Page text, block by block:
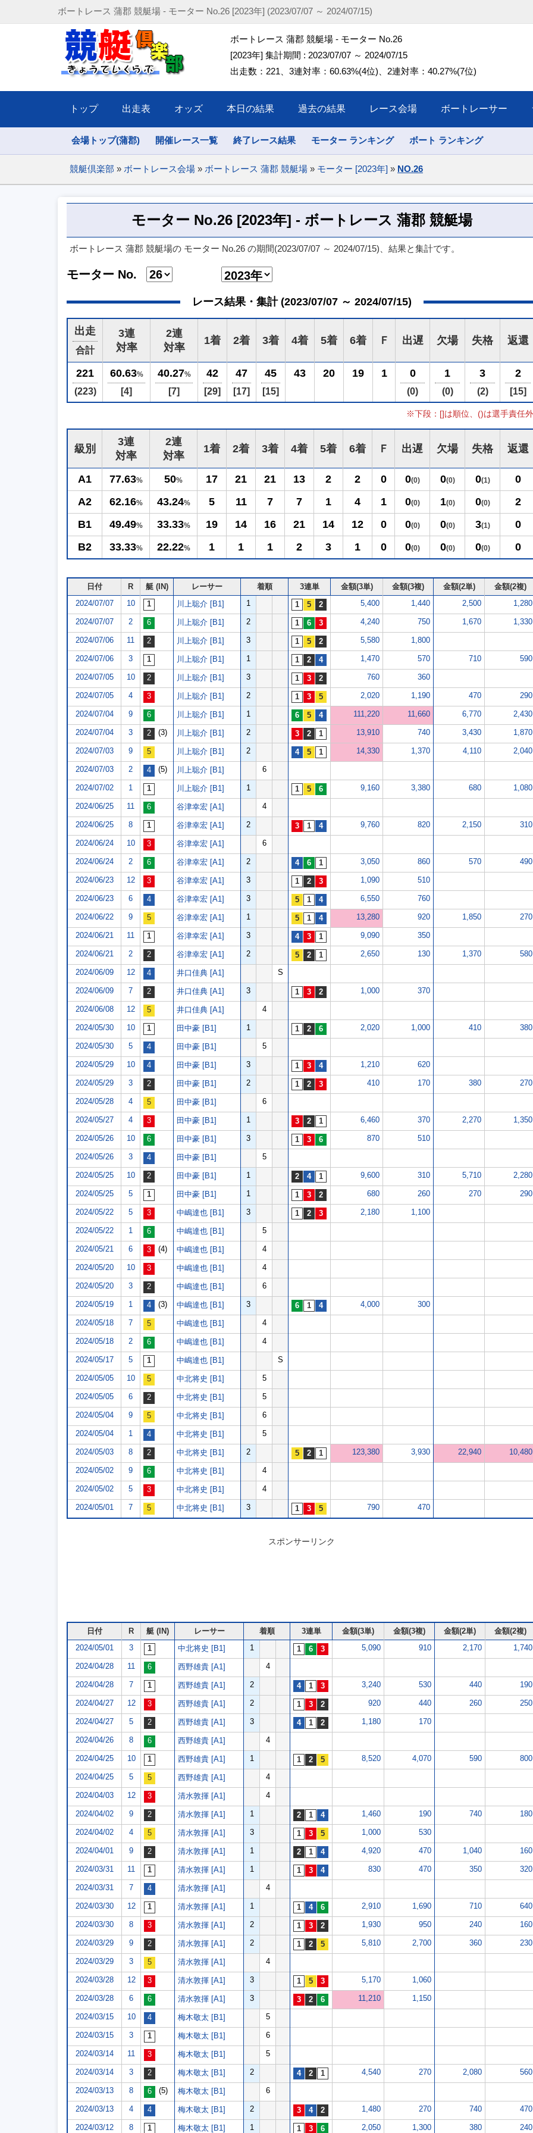
ボートレース 蒲郡 競艇場 - モーター No.26 [2023年] (2023/07/07 ～ 2024/07/15)
ボートレース 蒲郡 競艇場 - モーター No.26
[2023年] 集計期間 : 2023/07/07 ～ 2024/07/15
出走数：221、3連対率：60.63%(4位)、2連対率：40.27%(7位)
トップ 出走表 オッズ 本日の結果 過去の結果 レース会場 ボートレーサー
会場トップ(蒲郡) 開催レース一覧 終了レース結果 モーター ランキング ボート ランキング
競艇倶楽部 » ボートレース会場 » ボートレース 蒲郡 競艇場 » モーター [2023年] » NO.26
モーター No.26 [2023年] - ボートレース 蒲郡 競艇場
ボートレース 蒲郡 競艇場の モーター No.26 の期間(2023/07/07 ～ 2024/07/15)、結果と集計です。
モーター No.
レース結果・集計 (2023/07/07 ～ 2024/07/15)
出走
合計
3連
対率
2連
対率
1着 2着 3着 4着 5着 6着 Ｆ 出遅 欠場 失格 返還
221
(223)
60.63%
[4]
40.27%
[7]
42
[29]
47
[17]
45
[15]
43 20 19 1 0
(0)
1
(0)
3
(2)
2
[15]
※下段：[]は順位、()は選手責任外
級別
3連
対率
2連
対率
1着 2着 3着 4着 5着 6着 Ｆ 出遅 欠場 失格 返還
A1 77.63% 50% 17 21 21 13 2 2 0 0(0) 0(0) 0(1)
0
A2
62.16% 43.24% 5 11 7 7 1 4 1 0(0) 1(0) 0(0)
2
B1
49.49% 33.33% 19 14 16 21 14 12 0 0(0) 0(0) 3(1)
0
B2
33.33% 22.22% 1 1 1 2 3 1 0 0(0) 0(0) 0(0) 0
日付 R 艇 (IN) レーサー 着順 3連単 金額(3単) 金額(3複) 金額(2単)
金額(2複)
2024/07/07
10 川上聡介 [B1] 1 5,400 1,440 2,500 1,280
2024/07/07 2 川上聡介 [B1] 2 4,240 750 1,670 1,330
2024/07/06 11 川上聡介 [B1] 3 5,580 1,800
2024/07/06 3 川上聡介 [B1] 1 1,470 570 710 590
2024/07/05 10 川上聡介 [B1] 3 760 360
2024/07/05 4 川上聡介 [B1] 2 2,020 1,190 470 290
2024/07/04 9 川上聡介 [B1] 1 111,220 11,660 6,770 2,430
2024/07/04 3 (3) 川上聡介 [B1] 2 13,910 740 3,430 1,870
2024/07/03 9 川上聡介 [B1] 2 14,330 1,370 4,110 2,040
2024/07/03 2 (5) 川上聡介 [B1] 6
2024/07/02 1 川上聡介 [B1] 1 9,160 3,380 680 1,080
2024/06/25 11 谷津幸宏 [A1] 4
2024/06/25 8 谷津幸宏 [A1] 2 9,760 820 2,150 310
2024/06/24 10 谷津幸宏 [A1] 6
2024/06/24 2 谷津幸宏 [A1] 2 3,050 860 570 490
2024/06/23 12 谷津幸宏 [A1] 3 1,090 510
2024/06/23 6 谷津幸宏 [A1] 3 6,550 760
2024/06/22 9 谷津幸宏 [A1] 1 13,280 920 1,850 270
2024/06/21 11 谷津幸宏 [A1] 3 9,090 350
2024/06/21 2 谷津幸宏 [A1] 2 2,650 130 1,370 580
2024/06/09 12 井口佳典 [A1] S
2024/06/09 7 井口佳典 [A1] 3 1,000 370
2024/06/08 12 井口佳典 [A1] 4
2024/05/30 10 田中豪 [B1] 1 2,020 1,000 410 380
2024/05/30 5 田中豪 [B1] 5
2024/05/29 10 田中豪 [B1] 3 1,210 620
2024/05/29 3 田中豪 [B1] 2 410 170 380 270
2024/05/28 4 田中豪 [B1] 6
2024/05/27 4 田中豪 [B1] 1 6,460 370 2,270 1,350
2024/05/26 10 田中豪 [B1] 3 870 510
2024/05/26 3 田中豪 [B1] 5
2024/05/25 10 田中豪 [B1] 1 9,600 310 5,710 2,280
2024/05/25 5 田中豪 [B1] 1 680 260 270 290
2024/05/22 5 中嶋達也 [B1] 3 2,180 1,100
2024/05/22 1 中嶋達也 [B1] 5
2024/05/21 6 (4) 中嶋達也 [B1] 4
2024/05/20 10 中嶋達也 [B1] 4
2024/05/20 3 中嶋達也 [B1] 6
2024/05/19 1 (3) 中嶋達也 [B1] 3 4,000 300
2024/05/18 7 中嶋達也 [B1] 4
2024/05/18 2 中嶋達也 [B1] 4
2024/05/17 5 中嶋達也 [B1] S
2024/05/05 10 中北将史 [B1] 5
2024/05/05 6 中北将史 [B1] 5
2024/05/04 9 中北将史 [B1] 6
2024/05/04 1 中北将史 [B1] 5
2024/05/03 8 中北将史 [B1] 2 123,380 3,930 22,940 10,480
2024/05/02 9 中北将史 [B1] 4
2024/05/02 5 中北将史 [B1] 4
2024/05/01 7 中北将史 [B1] 3 790 470
スポンサーリンク
日付 R 艇 (IN) レーサー 着順 3連単 金額(3単) 金額(3複) 金額(2単)
金額(2複)
2024/05/01
3 中北将史 [B1] 1 5,090 910 2,170 1,740
2024/04/28 11 西野雄貴 [A1] 4
2024/04/28 7 西野雄貴 [A1] 2 3,240 530 440 190
2024/04/27 12 西野雄貴 [A1] 2 920 440 260 250
2024/04/27 5 西野雄貴 [A1] 3 1,180 170
2024/04/26 8 西野雄貴 [A1] 4
2024/04/25 10 西野雄貴 [A1] 1 8,520 4,070 590 800
2024/04/25 5 西野雄貴 [A1] 4
2024/04/03 12 清水敦揮 [A1] 4
2024/04/02 9 清水敦揮 [A1] 1 1,460 190 740 180
2024/04/02 4 清水敦揮 [A1] 3 1,000 530
2024/04/01 9 清水敦揮 [A1] 1 4,920 470 1,040 160
2024/03/31 11 清水敦揮 [A1] 1 830 470 350 320
2024/03/31 7 清水敦揮 [A1] 4
2024/03/30 12 清水敦揮 [A1] 1 2,910 1,690 710 640
2024/03/30 8 清水敦揮 [A1] 2 1,930 950 240 160
2024/03/29 9 清水敦揮 [A1] 2 5,810 2,700 360 230
2024/03/29 3 清水敦揮 [A1] 4
2024/03/28 12 清水敦揮 [A1] 3 5,170 1,060
2024/03/28 6 清水敦揮 [A1] 3 11,210 1,150
2024/03/15 10 梅木敬太 [B1] 5
2024/03/15 3 梅木敬太 [B1] 6
2024/03/14 11 梅木敬太 [B1] 5
2024/03/14 3 梅木敬太 [B1] 2 4,540 270 2,080 560
2024/03/13 8 (5) 梅木敬太 [B1] 6
2024/03/13 4 梅木敬太 [B1] 2 1,480 270 740 470
2024/03/12 8 梅木敬太 [B1] 1 2,050 1,300 380 240